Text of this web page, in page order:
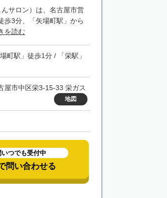
サロン）は、名古屋市営
歩3分、「矢場町駅」から
を読む
町駅」徒歩1分 / 「栄駅」
屋市中区栄3-15-33 栄ガス
地図
いつでも受付中
問い合わせる